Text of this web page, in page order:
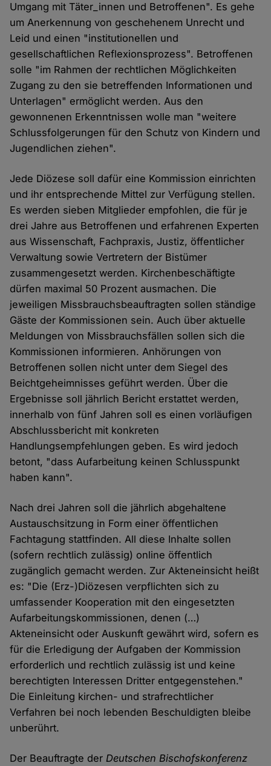
Umgang mit Täter_innen und Betroffenen". Es gehe
um Anerkennung von geschehenem Unrecht und
Leid und einen "institutionellen und
gesellschaftlichen Reflexionsprozess". Betroffenen
solle "im Rahmen der rechtlichen Möglichkeiten
Zugang zu den sie betreffenden Informationen und
Unterlagen" ermöglicht werden. Aus den
gewonnenen Erkenntnissen wolle man "weitere
Schlussfolgerungen für den Schutz von Kindern und
Jugendlichen ziehen".
Jede Diözese soll dafür eine Kommission einrichten
und ihr entsprechende Mittel zur Verfügung stellen.
Es werden sieben Mitglieder empfohlen, die für je
drei Jahre aus Betroffenen und erfahrenen Experten
aus Wissenschaft, Fachpraxis, Justiz, öffentlicher
Verwaltung sowie Vertretern der Bistümer
zusammengesetzt werden. Kirchenbeschäftigte
dürfen maximal 50 Prozent ausmachen. Die
jeweiligen Missbrauchsbeauftragten sollen ständige
Gäste der Kommissionen sein. Auch über aktuelle
Meldungen von Missbrauchsfällen sollen sich die
Kommissionen informieren. Anhörungen von
Betroffenen sollen nicht unter dem Siegel des
Beichtgeheimnisses geführt werden. Über die
Ergebnisse soll jährlich Bericht erstattet werden,
innerhalb von fünf Jahren soll es einen vorläufigen
Abschlussbericht mit konkreten
Handlungsempfehlungen geben. Es wird jedoch
betont, "dass Aufarbeitung keinen Schlusspunkt
haben kann".
Nach drei Jahren soll die jährlich abgehaltene
Austauschsitzung in Form einer öffentlichen
Fachtagung stattfinden. All diese Inhalte sollen
(sofern rechtlich zulässig) online öffentlich
zugänglich gemacht werden. Zur Akteneinsicht heißt
es: "Die (Erz-)Diözesen verpflichten sich zu
umfassender Kooperation mit den eingesetzten
Aufarbeitungskommissionen, denen (…)
Akteneinsicht oder Auskunft gewährt wird, sofern es
für die Erledigung der Aufgaben der Kommission
erforderlich und rechtlich zulässig ist und keine
berechtigten Interessen Dritter entgegenstehen."
Die Einleitung kirchen- und strafrechtlicher
Verfahren bei noch lebenden Beschuldigten bleibe
unberührt.
Der Beauftragte derDeutschen Bischofskonferenz